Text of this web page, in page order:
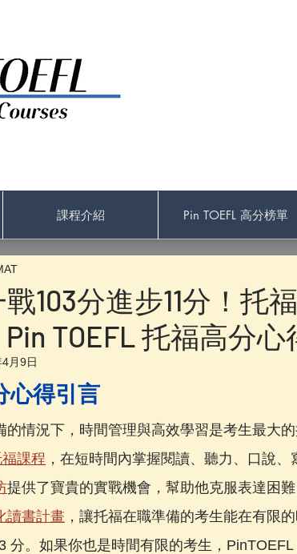
課程介紹 Pin TOEFL 高分榜單
103分進步11分！托
TOEFL 托福高分心
月9日
心得引言
的情況下，時間管理與高效學習是考生最大
課程 ，在短時間內掌握閱讀、聽力、口說
提供了寶貴的實戰機會，幫助他克服表達困
讀書計畫 ，讓托福在職準備的考生能在有限
分。如果你也是時間有限的考生，